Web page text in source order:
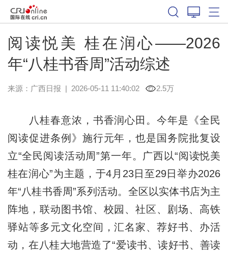
阅读悦美 桂在润心——2026
年“八桂书香周”活动综述
来源： 广西日报 | 2026-05-11 11:40:02 2.5万
八桂春意浓，书香润心田。今年是《全民
阅读促进条例》施行元年，也是国务院批复设
立“全民阅读活动周”第一年。广西以“阅读悦美
桂在润心”为主题，于4月23日至29日举办2026
年“八桂书香周”系列活动。全区以实体书店为主
阵地，联动图书馆、校园、社区、剧场、高铁
驿站等多元文化空间，汇名家、荐好书、办活
动，在八桂大地营造了“爱读书、读好书、善读